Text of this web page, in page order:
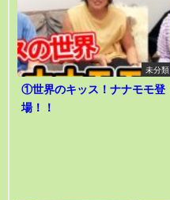
未分類
①世界のキッス！ナナモモ登
場！！